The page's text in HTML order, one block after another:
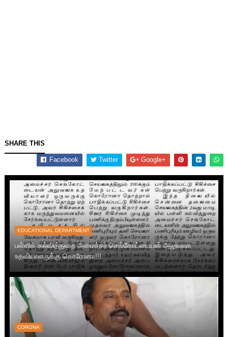
SHARE THIS
Facebook Twitter Google+
EDUCATIONAL DEPARTMENT
பள்ளிக் கல்வித்துறை அமைச்சர் செங்கோட்டையன் அலுவலக
உதவியாளருக்கு கொரோனா!!!
CORONA